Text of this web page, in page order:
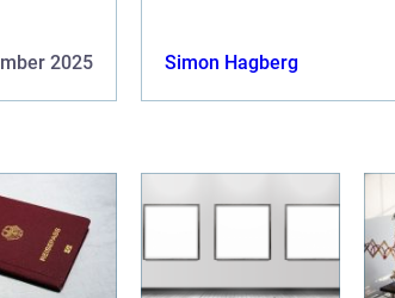
2025 Simon Hagberg